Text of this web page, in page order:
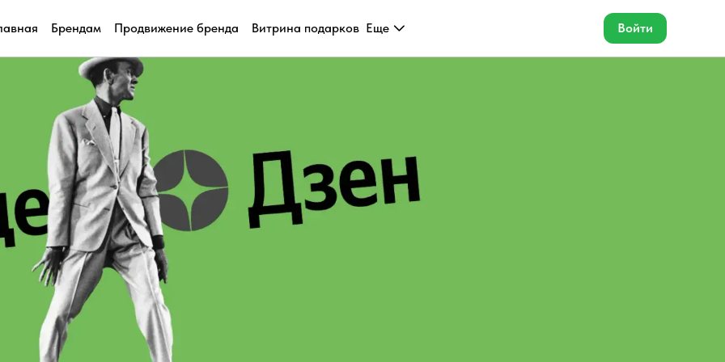
Брендам Продвижение бренда Витрина подарков Еще Войти